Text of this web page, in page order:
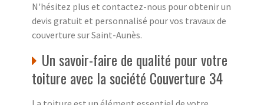
N'hésitez plus et contactez-nous pour obtenir un
devis gratuit et personnalisé pour vos travaux de
couverture sur Saint-Aunès.
Un savoir-faire de qualité pour votre
toiture avec la société Couverture 34